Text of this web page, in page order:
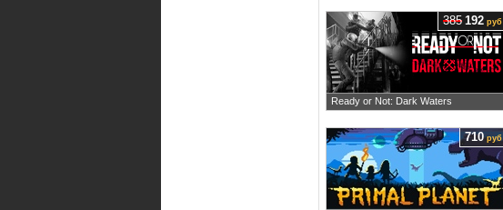
Ready or Not: Dark Waters
385 192 руб
710руб